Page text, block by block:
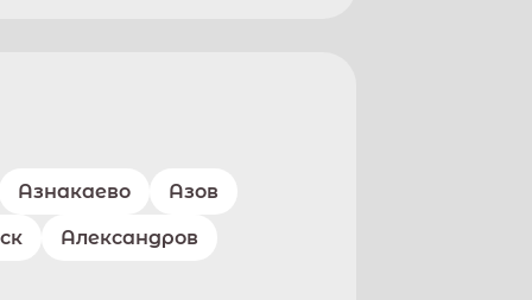
Азнакаево Азов
Александров